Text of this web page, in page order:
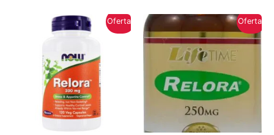
Oferta! Oferta!